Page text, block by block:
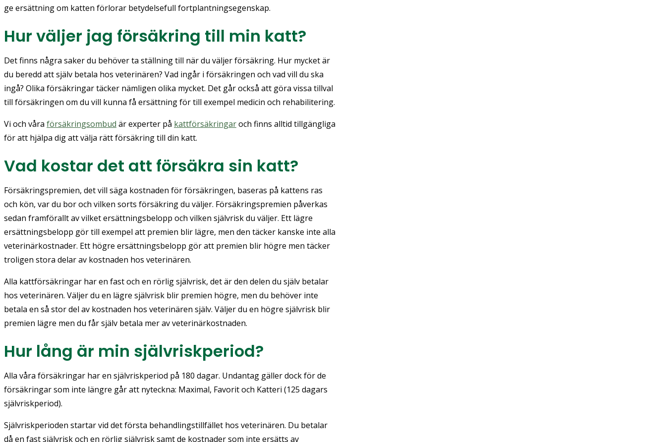
ge ersättning om katten förlorar betydelsefull fortplantningsegenskap.
Hur väljer jag försäkring till min katt?
Det finns några saker du behöver ta ställning till när du väljer försäkring. Hur mycket är
du beredd att själv betala hos veterinären? Vad ingår i försäkringen och vad vill du ska
ingå? Olika försäkringar täcker nämligen olika mycket. Det går också att göra vissa tillval
till försäkringen om du vill kunna få ersättning för till exempel medicin och rehabilitering.
Vi och våra försäkringsombud är experter på kattförsäkringaroch finns alltid tillgängliga
för att hjälpa dig att välja rätt försäkring till din katt.
Vad kostar det att försäkra sin katt?
Försäkringspremien, det vill säga kostnaden för försäkringen, baseras på kattens ras
och kön, var du bor och vilken sorts försäkring du väljer. Försäkringspremien påverkas
sedan framförallt av vilket ersättningsbelopp och vilken självrisk du väljer. Ett lägre
ersättningsbelopp gör till exempel att premien blir lägre, men den täcker kanske inte alla
veterinärkostnader. Ett högre ersättningsbelopp gör att premien blir högre men täcker
troligen stora delar av kostnaden hos veterinären.
Alla kattförsäkringar har en fast och en rörlig självrisk, det är den delen du själv betalar
hos veterinären. Väljer du en lägre självrisk blir premien högre, men du behöver inte
betala en så stor del av kostnaden hos veterinären själv. Väljer du en högre självrisk blir
premien lägre men du får själv betala mer av veterinärkostnaden.
Hur lång är min självriskperiod?
Alla våra försäkringar har en självriskperiod på 180 dagar. Undantag gäller dock för de
försäkringar som inte längre går att nyteckna: Maximal, Favorit och Katteri (125 dagars
självriskperiod).
Självriskperioden startar vid det första behandlingstillfället hos veterinären. Du betalar
då en fast självrisk och en rörlig självrisk samt de kostnader som inte ersätts av